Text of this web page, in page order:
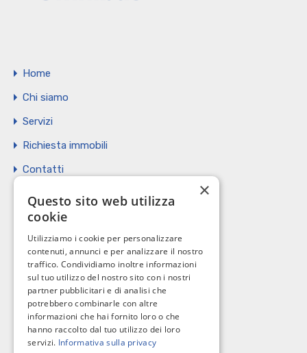
Home
Chi siamo
Servizi
Richiesta immobili
Contatti
Vendi il tuo immobile
Privacy Policy
Cookie policy
I nostri contatti
C.so Giannone, 184 - 71121 Foggia
×
Questo sito web utilizza
cookie
Utilizziamo i cookie per personalizzare
contenuti, annunci e per analizzare il nostro
traffico. Condividiamo inoltre informazioni
sul tuo utilizzo del nostro sito con i nostri
partner pubblicitari e di analisi che
potrebbero combinarle con altre
informazioni che hai fornito loro o che
hanno raccolto dal tuo utilizzo dei loro
servizi. Informativa sulla privacy